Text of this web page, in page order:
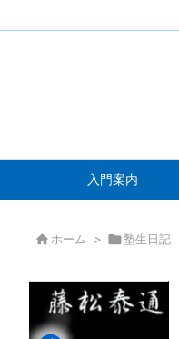
入門案内
 ホーム > 塾生日記